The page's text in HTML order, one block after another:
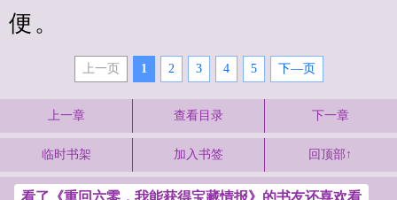
便。
上一页 1 2 3 4 5 下—页
上一章 查看目录 下一章
临时书架 加入书签 回顶部↑
看了《重回六零，我能获得宝藏情报》的书友还喜欢看